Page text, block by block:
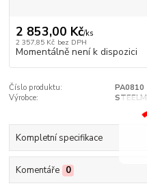
2 853,00 Kč/ks
2 357,85 Kč bez DPH
Momentálně není k dispozici
Číslo produktu:
PA0810
Výrobce:
Kompletní specifikace
Komentáře 0